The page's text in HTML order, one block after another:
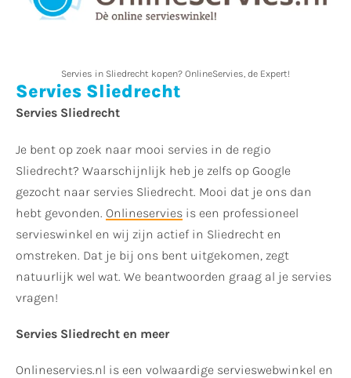
Servies in Sliedrecht kopen? OnlineServies, de Expert!
Servies Sliedrecht
Servies Sliedrecht
Je bent op zoek naar mooi servies in de regio
Sliedrecht? Waarschijnlijk heb je zelfs op Google
gezocht naar servies Sliedrecht. Mooi dat je ons dan
hebt gevonden. Onlineservies is een professioneel
servieswinkel en wij zijn actief in Sliedrecht en
omstreken. Dat je bij ons bent uitgekomen, zegt
natuurlijk wel wat. We beantwoorden graag al je servies
vragen!
Servies Sliedrecht en meer
Onlineservies.nl is een volwaardige servieswebwinkel en